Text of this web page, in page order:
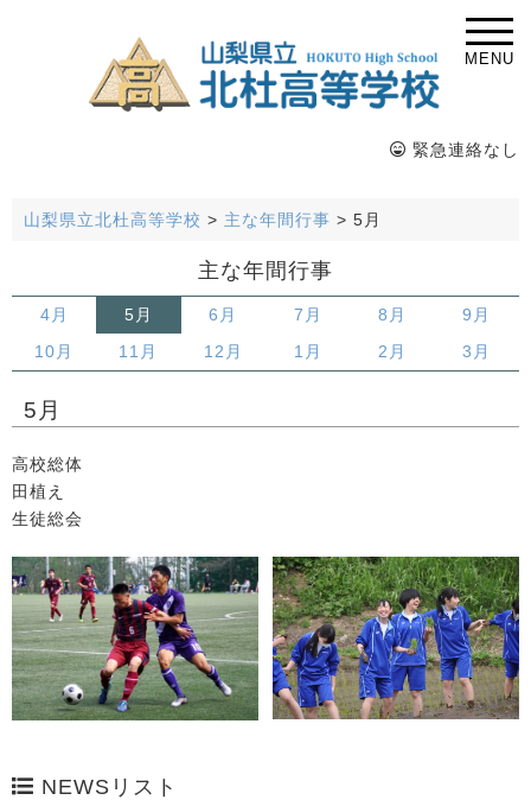
MENU
緊急連絡なし
山梨県立北杜高等学校 > 主な年間行事 > 5月
主な年間行事
4月 5月 6月 7月 8月 9月
10月 11月 12月 1月 2月 3月
5月
高校総体
田植え
生徒総会
NEWSリスト